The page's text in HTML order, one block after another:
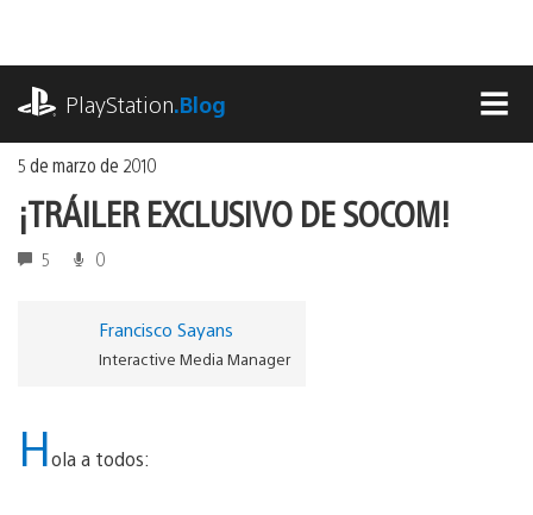
contenido
PlayStation.Blog
5 de marzo de 2010
¡TRÁILER EXCLUSIVO DE SOCOM!
5 0
Francisco Sayans
Interactive Media Manager
Hola a todos: